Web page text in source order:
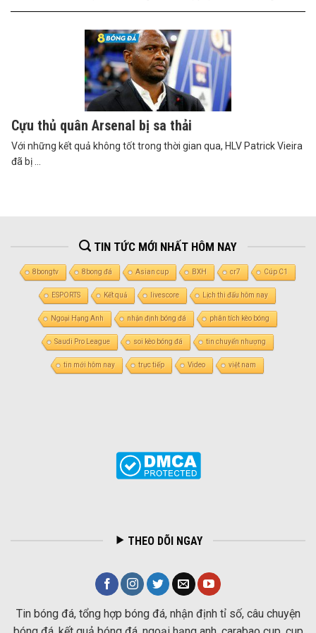
Cựu thủ quân Arsenal bị sa thải
Với những kết quả không tốt trong thời gian qua, HLV Patrick Vieira
đã bị ...
TIN TỨC MỚI NHẤT HÔM NAY
8bongtv 8bong đá Asian cup BXH cr7 Cúp C1
ESPORTS Kết quả livescore Lịch thi đấu hôm nay
Ngoại Hạng Anh nhận định bóng đá phân tích kèo bóng
Saudi Pro League soi kèo bóng đá tin chuyển nhượng
tin mới hôm nay trực tiếp Video việt nam
THEO DÕI NGAY
Tin bóng đá, tổng hợp bóng đá, nhận định tỉ số, câu chuyện